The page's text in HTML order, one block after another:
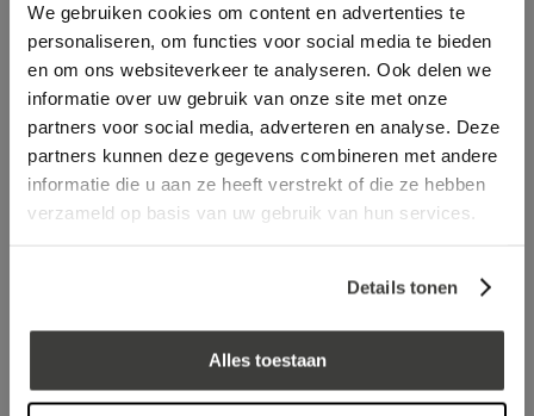
We gebruiken cookies om content en advertenties te
personaliseren, om functies voor social media te bieden
en om ons websiteverkeer te analyseren. Ook delen we
informatie over uw gebruik van onze site met onze
partners voor social media, adverteren en analyse. Deze
partners kunnen deze gegevens combineren met andere
informatie die u aan ze heeft verstrekt of die ze hebben
verzameld op basis van uw gebruik van hun services.
Details tonen
Alles toestaan
log in voor prijs
Vraag een vrijblijvende offerte aan! Offerte
Laagste prijsin Nederland én België!
Vrijblijvend advies door onze professionals
Advies nodig?